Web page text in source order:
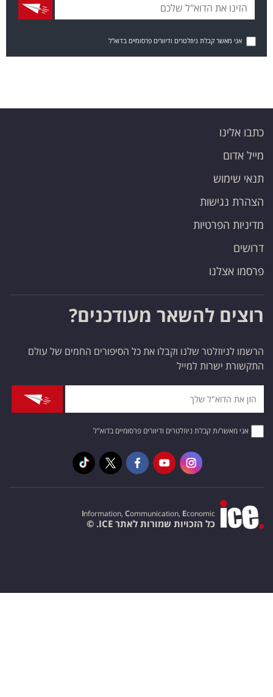
אני מאשר קבלת ניוזלטרים ודיוורים פרסומיים בדוא"ל
כתבו אלינו
מייל אדום
תנאי שימוש
הצהרת נגישות
מדיניות הפרטיות
דרושים
פרסמו אצלנו
רוצים להשאר מעודכנים?
הרשמו לניוזלטר שלנו וקבלו את כל הסיפורים החמים של עולם
התקשורת ישרות למייל
אני מאשר/ת קבלת ניוזלטרים ודיוורים פרסומיים בדוא"ל
Information, Communication, Economic
כל הזכויות שמורות לאתר ICE. ©